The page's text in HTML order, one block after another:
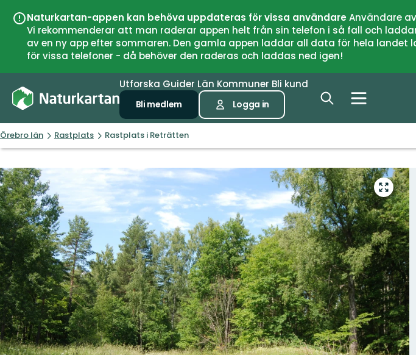
Naturkartan-appen kan behöva uppdateras för vissa användareAnvändare
Vi rekommenderar att man raderar appen helt från sin telefon i så fall och
av en ny app efter sommaren. Den gamla appen laddar all data för hela
för vissa telefoner - då behöver den raderas och laddas ned igen!
Utforska Guider Län Kommuner Bli kund
Bli medlem Logga in
Örebro län Rastplats Rastplats i Reträtten
Gå
till